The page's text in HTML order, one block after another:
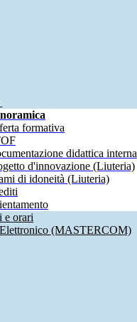
formativa
didattica interna
d'innovazione (Liuteria)
di idoneità (Liuteria)
e orari
(MASTERCOM)